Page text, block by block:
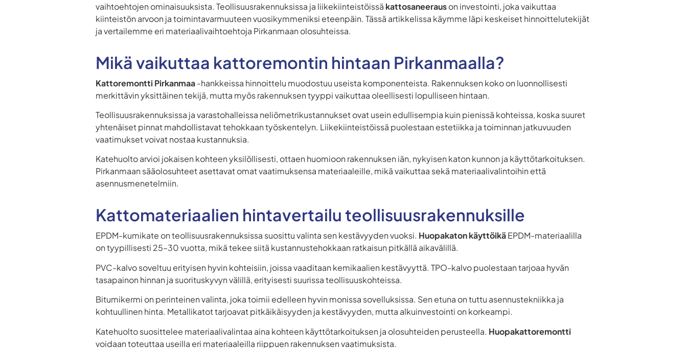
vaihtoehtojen ominaisuuksista. Teollisuusrakennuksissa ja liikekiinteistöissä kattosaneerauson investointi, joka vaikuttaa
kiinteistön arvoon ja toimintavarmuuteen vuosikymmeniksi eteenpäin. Tässä artikkelissa käymme läpi keskeiset hinnoittelutekijät
ja vertailemme eri materiaalivaihtoehtoja Pirkanmaan olosuhteissa.
Mikä vaikuttaa kattoremontin hintaan Pirkanmaalla?
Kattoremontti Pirkanmaa-hankkeissa hinnoittelu muodostuu useista komponenteista. Rakennuksen koko on luonnollisesti
merkittävin yksittäinen tekijä, mutta myös rakennuksen tyyppi vaikuttaa oleellisesti lopulliseen hintaan.
Teollisuusrakennuksissa ja varastohalleissa neliömetrikustannukset ovat usein edullisempia kuin pienissä kohteissa, koska suuret
yhtenäiset pinnat mahdollistavat tehokkaan työskentelyn. Liikekiinteistöissä puolestaan estetiikka ja toiminnan jatkuvuuden
vaatimukset voivat nostaa kustannuksia.
Katehuolto arvioi jokaisen kohteen yksilöllisesti, ottaen huomioon rakennuksen iän, nykyisen katon kunnon ja käyttötarkoituksen.
Pirkanmaan sääolosuhteet asettavat omat vaatimuksensa materiaaleille, mikä vaikuttaa sekä materiaalivalintoihin että
asennusmenetelmiin.
Kattomateriaalien hintavertailu teollisuusrakennuksille
EPDM-kumikate on teollisuusrakennuksissa suosittu valinta sen kestävyyden vuoksi. Huopakaton käyttöikäEPDM-materiaalilla
on tyypillisesti 25–30 vuotta, mikä tekee siitä kustannustehokkaan ratkaisun pitkällä aikavälillä.
PVC-kalvo soveltuu erityisen hyvin kohteisiin, joissa vaaditaan kemikaalien kestävyyttä. TPO-kalvo puolestaan tarjoaa hyvän
tasapainon hinnan ja suorituskyvyn välillä, erityisesti suurissa teollisuuskohteissa.
Bitumikermi on perinteinen valinta, joka toimii edelleen hyvin monissa sovelluksissa. Sen etuna on tuttu asennustekniikka ja
kohtuullinen hinta. Metallikatot tarjoavat pitkäikäisyyden ja kestävyyden, mutta alkuinvestointi on korkeampi.
Katehuolto suosittelee materiaalivalintaa aina kohteen käyttötarkoituksen ja olosuhteiden perusteella. Huopakattoremontti
voidaan toteuttaa useilla eri materiaaleilla riippuen rakennuksen vaatimuksista.